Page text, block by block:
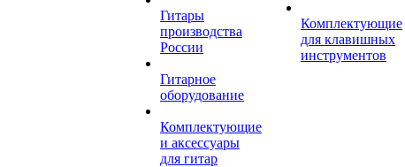
Гитары
производства
России
Гитарное
оборудование
Комплектующие
и аксессуары
для гитар
Комплектующие
для клавишных
инструментов